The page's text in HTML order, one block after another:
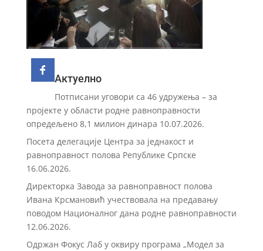
Актуелно
Потписани уговори са 46 удружења – за
пројекте у области родне равноправности
опредељено 8,1 милион динара 10.07.2026.
Посета делегације Центра за једнакост и
равноправност полова Републике Српске
16.06.2026.
Директорка Завода за равноправност полова
Ивана Крсмановић учествовала на предавању
поводом Националног дана родне равноправности
12.06.2026.
Одржан Фокус Лаб у оквиру програма „Модел за